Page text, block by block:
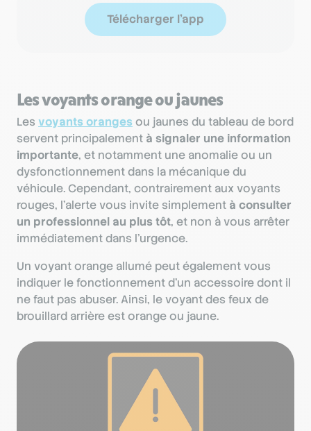
Télécharger l'app
Les voyants orange ou jaunes
Les voyants oranges ou jaunes du tableau de bord
servent principalement à signaler une information
importante, et notamment une anomalie ou un
dysfonctionnement dans la mécanique du
véhicule. Cependant, contrairement aux voyants
rouges, l’alerte vous invite simplement à consulter
un professionnel au plus tôt, et non à vous arrêter
immédiatement dans l'urgence.
Un voyant orange allumé peut également vous
indiquer le fonctionnement d’un accessoire dont il
ne faut pas abuser. Ainsi, le voyant des feux de
brouillard arrière est orange ou jaune.